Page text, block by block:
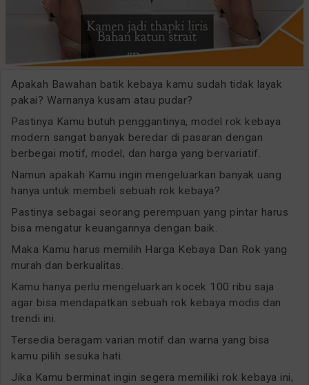
Apakah Bawahan batik kebaya kamu sudah tidak layak
pakai? Warnanya kusam atau pudar?
Pastinya Kamu butuh penggantinya, model rok kebaya
modern sangat banyak beredar di pasaran dengan
berbegai motif, model, dan harga yang bervariatif.
Namun apakah Kamu ingin mengeluarkan banyak uang
hanya untuk membeli sebuah rok kebaya?
Pastinya sebagai seorang perempuan yang pintar harus
bisa mengatur keuangannya dengan baik.
Maka Kamu harus memilih Harga Kebaya Dan Rok yang
murah dan berkualitas.
Kamu hanya perlu mengeluarkan kocek 100 ribu saja
agar bisa mendapatkan sebuah rok kebaya modis dan
trendi ini.
Tersedia beragam varian motif dan warna yang bisa
kamu pilih sesuka hati.
Jika Kamu berminat ingin segera memiliki rok kebaya ini,